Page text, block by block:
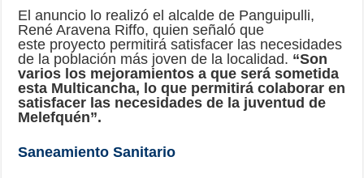
El anuncio lo realizó el alcalde de Panguipulli,
René Aravena Riffo, quien señaló que
este proyecto permitirá satisfacer las necesidades
de la población más joven de la localidad. “Son
varios los mejoramientos a que será sometida
esta Multicancha, lo que permitirá colaborar en
satisfacer las necesidades de la juventud de
Melefquén”.
Saneamiento Sanitario